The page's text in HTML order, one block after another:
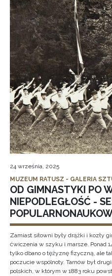
24 września, 2025
MUZEUM RATUSZ - GALERIA
OD GIMNASTYKI PO
NIEPODLEGŁOŚĆ -
Zamiast siłowni były drążki i kozły
ćwiczenia w szyku i marsze. Ponad
tylko dbano o tężyznę fizyczną, ale
poczucie wspólnoty. Tarnów był
polskich, w którym w 1883 roku